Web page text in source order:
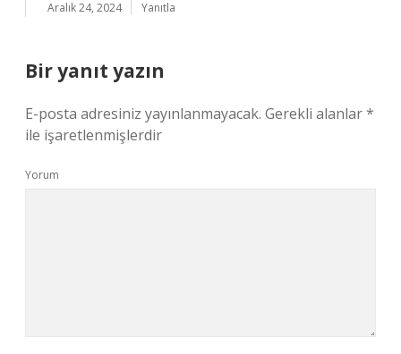
Aralık 24, 2024 Yanıtla
Bir yanıt yazın
E-posta adresiniz yayınlanmayacak. Gerekli alanlar*
ile işaretlenmişlerdir
Yorum